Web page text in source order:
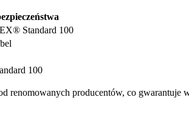
Standard 100
100
renomowanych producentów, co gwarantuje